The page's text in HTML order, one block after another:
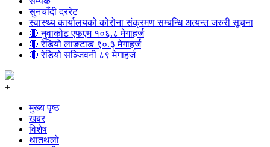
सुनचाँदी दररेट
स्वास्थ्य कार्यालयको कोरोना संक्रमण सम्बन्धि अत्यन्त जरुरी सूचना
🔴 नुवाकोट एफएम १०६.८ मेगाहर्ज
🔴 रेडियो लाङटाङ ९०.३ मेगाहर्ज
🔴 रेडियो सञ्जिवनी ८९ मेगाहर्ज
+
मुख्य पृष्ठ
खबर
विशेष
थातथलो